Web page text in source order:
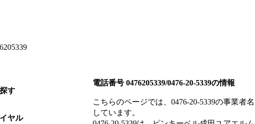
電話番号 0476205339/0476-20-5339の情報
こちらのページでは、 0476-20-5339の事業者
しています。
す
ヤル